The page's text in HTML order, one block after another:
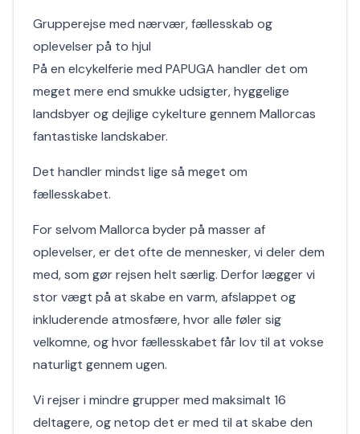
Grupperejse med nærvær, fællesskab og
oplevelser på to hjul
På en elcykelferie med PAPUGA handler det om
meget mere end smukke udsigter, hyggelige
landsbyer og dejlige cykelture gennem Mallorcas
fantastiske landskaber.
Det handler mindst lige så meget om
fællesskabet.
For selvom Mallorca byder på masser af
oplevelser, er det ofte de mennesker, vi deler dem
med, som gør rejsen helt særlig. Derfor lægger vi
stor vægt på at skabe en varm, afslappet og
inkluderende atmosfære, hvor alle føler sig
velkomne, og hvor fællesskabet får lov til at vokse
naturligt gennem ugen.
Vi rejser i mindre grupper med maksimalt 16
deltagere, og netop det er med til at skabe den